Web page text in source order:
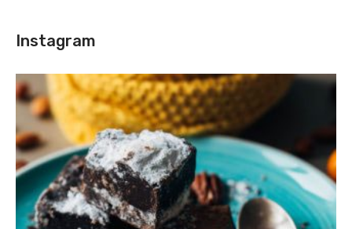
Instagram